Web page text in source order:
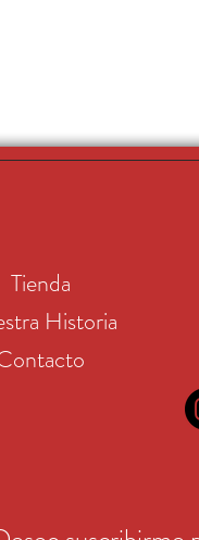
Tienda
Historia